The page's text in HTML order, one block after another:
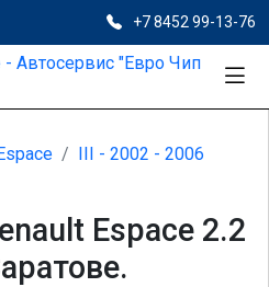
+7 8452 99-13-76
III - 2002 - 2006
Espace 2.2